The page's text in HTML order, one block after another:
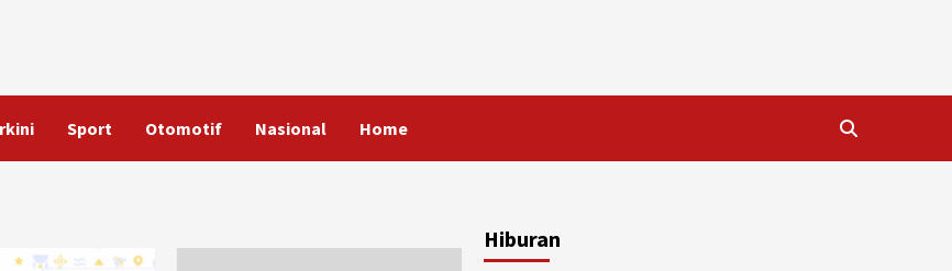
Sport Otomotif Nasional Home
Hiburan